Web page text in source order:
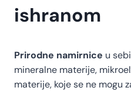
ishranom
Prirodne namirnice u
mineralne materije,
materije, koje se ne mogu